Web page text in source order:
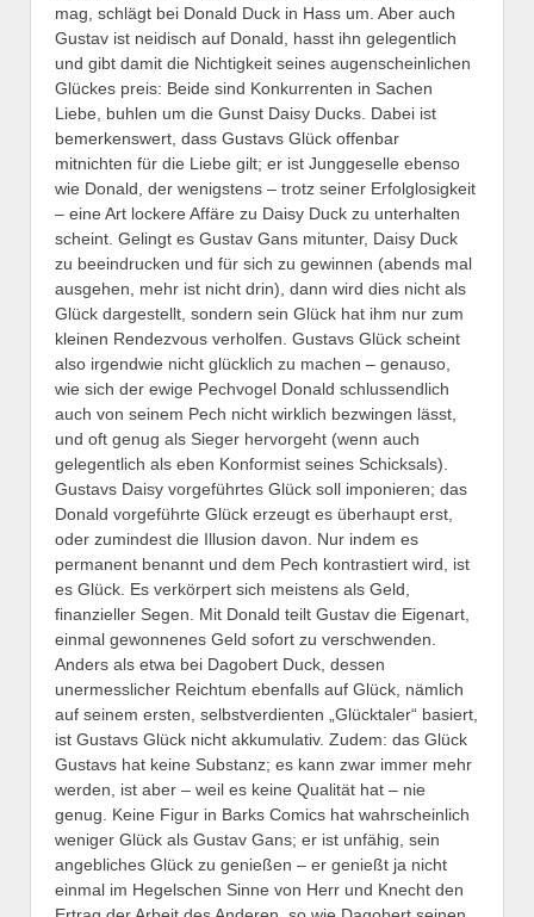
mag, schlägt bei Donald Duck in Hass um. Aber auch
Gustav ist neidisch auf Donald, hasst ihn gelegentlich
und gibt damit die Nichtigkeit seines augenscheinlichen
Glückes preis: Beide sind Konkurrenten in Sachen
Liebe, buhlen um die Gunst Daisy Ducks. Dabei ist
bemerkenswert, dass Gustavs Glück offenbar
mitnichten für die Liebe gilt; er ist Junggeselle ebenso
wie Donald, der wenigstens – trotz seiner Erfolglosigkeit
– eine Art lockere Affäre zu Daisy Duck zu unterhalten
scheint. Gelingt es Gustav Gans mitunter, Daisy Duck
zu beeindrucken und für sich zu gewinnen (abends mal
ausgehen, mehr ist nicht drin), dann wird dies nicht als
Glück dargestellt, sondern sein Glück hat ihm nur zum
kleinen Rendezvous verholfen. Gustavs Glück scheint
also irgendwie nicht glücklich zu machen – genauso,
wie sich der ewige Pechvogel Donald schlussendlich
auch von seinem Pech nicht wirklich bezwingen lässt,
und oft genug als Sieger hervorgeht (wenn auch
gelegentlich als eben Konformist seines Schicksals).
Gustavs Daisy vorgeführtes Glück soll imponieren; das
Donald vorgeführte Glück erzeugt es überhaupt erst,
oder zumindest die Illusion davon. Nur indem es
permanent benannt und dem Pech kontrastiert wird, ist
es Glück. Es verkörpert sich meistens als Geld,
finanzieller Segen. Mit Donald teilt Gustav die Eigenart,
einmal gewonnenes Geld sofort zu verschwenden.
Anders als etwa bei Dagobert Duck, dessen
unermesslicher Reichtum ebenfalls auf Glück, nämlich
auf seinem ersten, selbstverdienten „Glücktaler“ basiert,
ist Gustavs Glück nicht akkumulativ. Zudem: das Glück
Gustavs hat keine Substanz; es kann zwar immer mehr
werden, ist aber – weil es keine Qualität hat – nie
genug. Keine Figur in Barks Comics hat wahrscheinlich
weniger Glück als Gustav Gans; er ist unfähig, sein
angebliches Glück zu genießen – er genießt ja nicht
einmal im Hegelschen Sinne von Herr und Knecht den